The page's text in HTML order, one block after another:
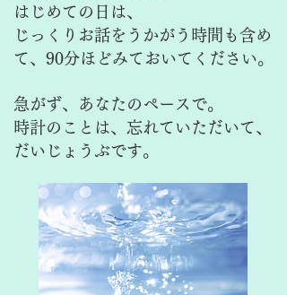
はじめての日は、
じっくりお話をうかがう時間も含め
て、90分ほどみておいてください。
急がず、あなたのペースで。
時計のことは、忘れていただいて、
だいじょうぶです。